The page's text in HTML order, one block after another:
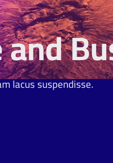
lacus suspendisse.